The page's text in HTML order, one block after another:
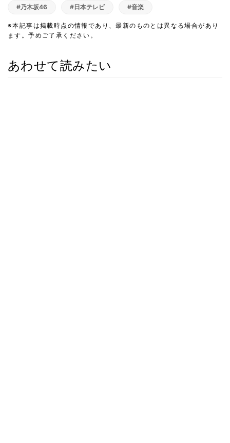
#乃木坂46 #日本テレビ #音楽
※本記事は掲載時点の情報であり、最新のものとは異なる場合があり
ます。予めご了承ください。
あわせて読みたい